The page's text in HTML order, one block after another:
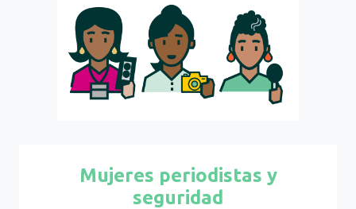
Mujeres periodistas y
seguridad